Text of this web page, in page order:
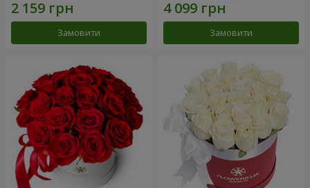
Замовити Замовити